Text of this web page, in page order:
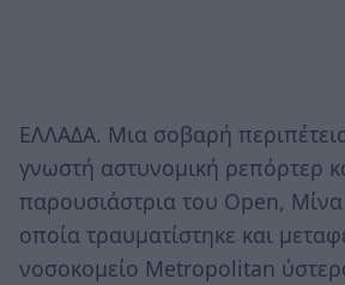
ΕΛΛΑΔΑ. Μια σοβαρή
γνωστή αστυνομική ρεπόρτερ
παρουσιάστρια του Open,
οποία τραυματίστηκε και
νοσοκομείο Metropolitan